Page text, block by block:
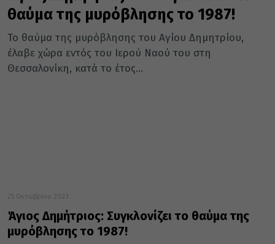
θαύμα της μυρόβλησης το 1987!
Το θαύμα της μυρόβλησης του Αγίου Δημητρίου,
έλαβε χώρα εντός του Ιερού Ναού του στη
Θεσσαλονίκη, κατά το έτος...
25 Οκτωβρίου 2023
Άγιος Δημήτριος: Συγκλονίζει το θαύμα της
μυρόβλησης το 1987!